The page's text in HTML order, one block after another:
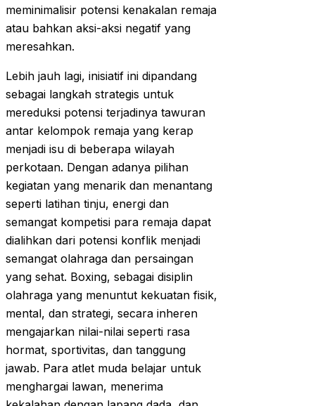
meminimalisir potensi kenakalan remaja
atau bahkan aksi-aksi negatif yang
meresahkan.
Lebih jauh lagi, inisiatif ini dipandang
sebagai langkah strategis untuk
mereduksi potensi terjadinya tawuran
antar kelompok remaja yang kerap
menjadi isu di beberapa wilayah
perkotaan. Dengan adanya pilihan
kegiatan yang menarik dan menantang
seperti latihan tinju, energi dan
semangat kompetisi para remaja dapat
dialihkan dari potensi konflik menjadi
semangat olahraga dan persaingan
yang sehat. Boxing, sebagai disiplin
olahraga yang menuntut kekuatan fisik,
mental, dan strategi, secara inheren
mengajarkan nilai-nilai seperti rasa
hormat, sportivitas, dan tanggung
jawab. Para atlet muda belajar untuk
menghargai lawan, menerima